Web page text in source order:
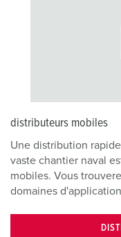
distributeurs mobiles
Une distribution
vaste chantier naval
mobiles. Vous
domaines